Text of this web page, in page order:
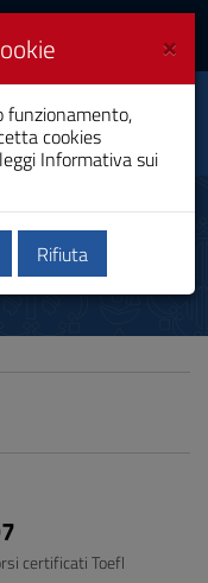
certificati Toefl
×
funzionamento,
cookies
Informativa sui
Rifiuta